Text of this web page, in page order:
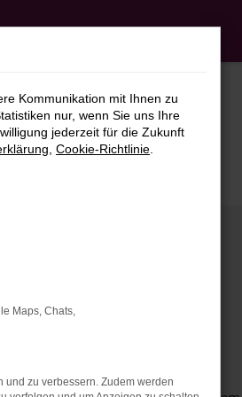
Kommunikation mit Ihnen zu
nur, wenn Sie uns Ihre
jederzeit für die Zukunft
Cookie-Richtlinie
Maps, Chats,
und zu verbessern. Zudem werden